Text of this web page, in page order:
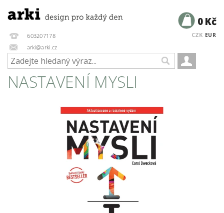
603207178
arki@arki.cz
CZK EUR
0 Kč
NASTAVENÍ MYSLI